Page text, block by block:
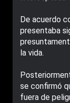
De acuerdo
presentaba
la vida.
se confirmó
fuera de